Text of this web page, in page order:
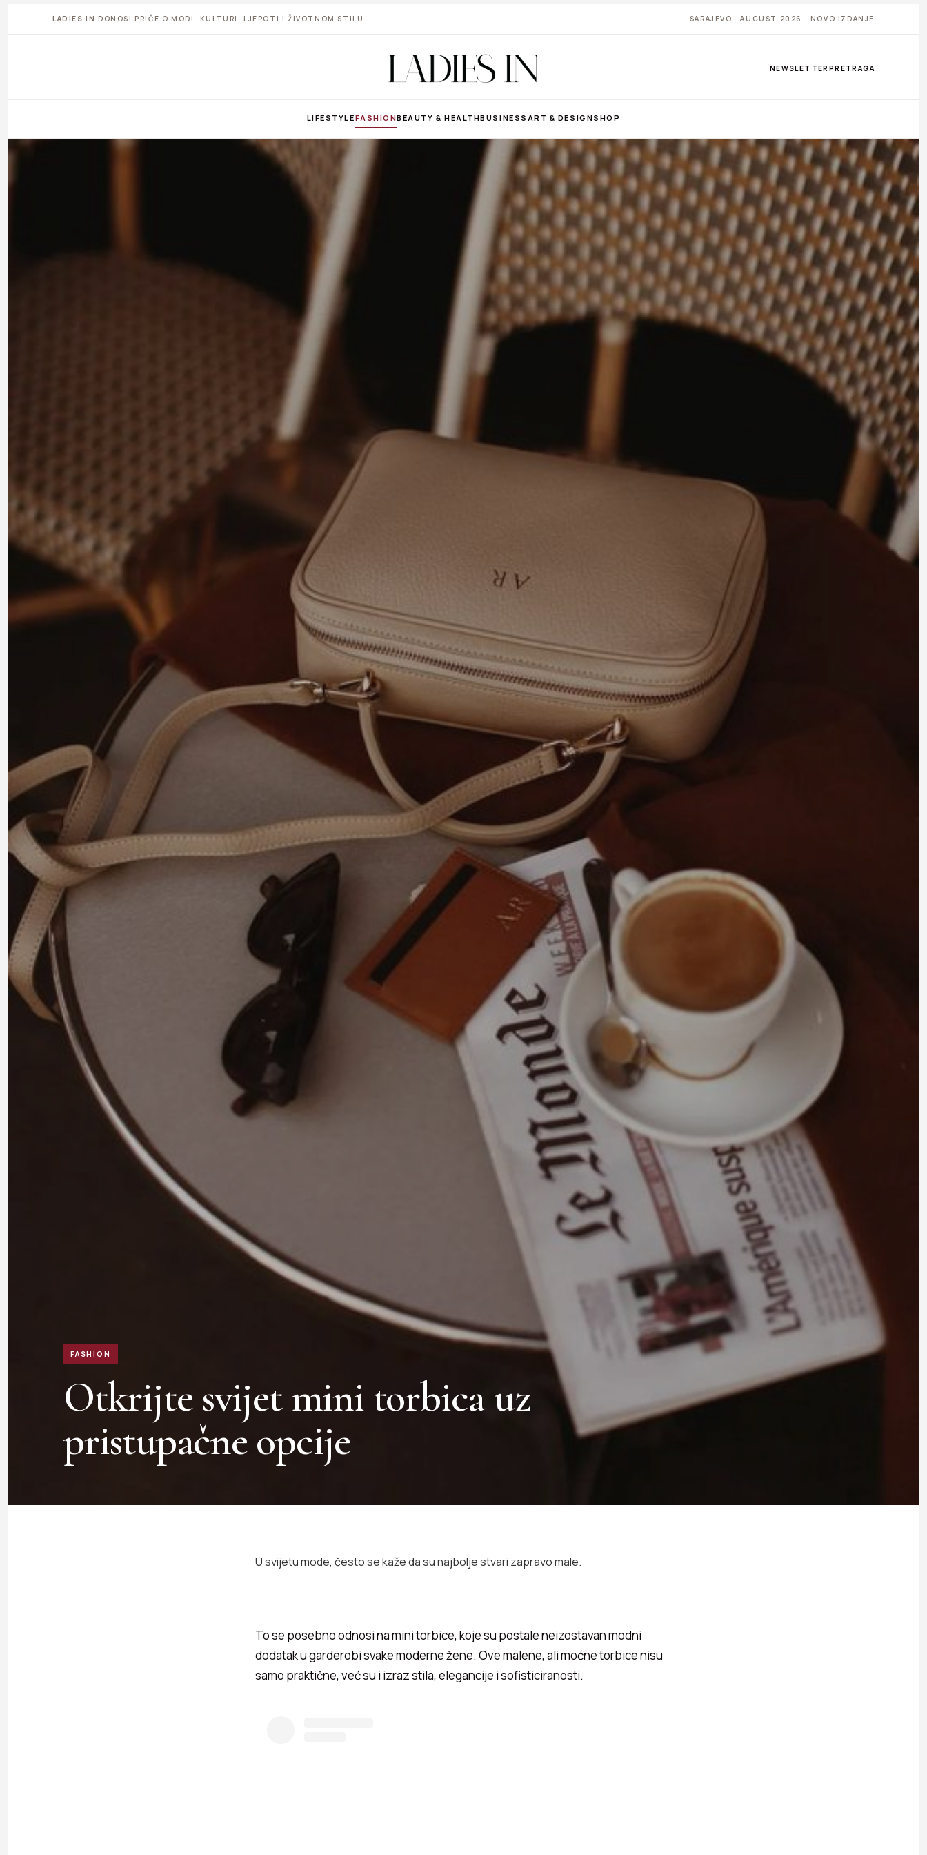
LADIES IN DONOSI PRIČE O MODI, KULTURI, LJEPOTI I ŽIVOTNOM STILU SARAJEVO · AUGUST 2026 · NOVO IZDANJE
NEWSLETTER PRETRAGA
LIFESTYLEFASHIONBEAUTY & HEALTHBUSINESS ART & DESIGNSHOP
FASHION
Otkrijte svijet mini torbica uz
pristupačne opcije
U svijetu mode, često se kaže da su najbolje stvari zapravo male.
To se posebno odnosi na mini torbice, koje su postale neizostavan modni
dodatak u garderobi svake moderne žene. Ove malene, ali moćne torbice nisu
samo praktične, već su i izraz stila, elegancije i sofisticiranosti.